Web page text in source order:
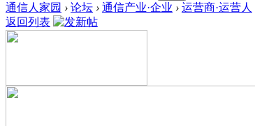
通信人家园 › 论坛 › 通信产业·企业 › 运营商·运营人
返回列表